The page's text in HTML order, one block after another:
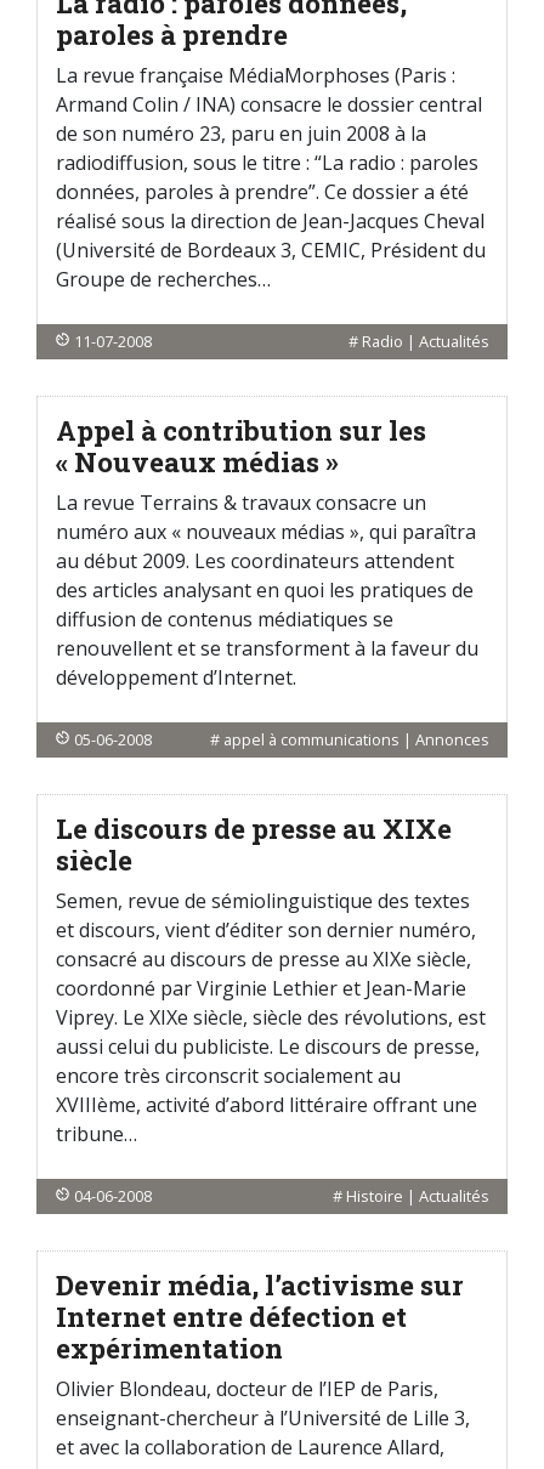
paroles à prendre
La revue française MédiaMorphoses (Paris :
Armand Colin / INA) consacre le dossier central
de son numéro 23, paru en juin 2008 à la
radiodiffusion, sous le titre : “La radio : paroles
données, paroles à prendre”. Ce dossier a été
réalisé sous la direction de Jean-Jacques Cheval
(Université de Bordeaux 3, CEMIC, Président du
Groupe de recherches…
11-07-2008 # Radio | Actualités
Appel à contribution sur les
« Nouveaux médias »
La revue Terrains & travaux consacre un
numéro aux « nouveaux médias », qui paraîtra
au début 2009. Les coordinateurs attendent
des articles analysant en quoi les pratiques de
diffusion de contenus médiatiques se
renouvellent et se transforment à la faveur du
développement d’Internet.
05-06-2008 # appel à communications | Annonces
Le discours de presse au XIXe
siècle
Semen, revue de sémiolinguistique des textes
et discours, vient d’éditer son dernier numéro,
consacré au discours de presse au XIXe siècle,
coordonné par Virginie Lethier et Jean-Marie
Viprey. Le XIXe siècle, siècle des révolutions, est
aussi celui du publiciste. Le discours de presse,
encore très circonscrit socialement au
XVIIIème, activité d’abord littéraire offrant une
tribune…
04-06-2008 # Histoire | Actualités
Devenir média, l’activisme sur
Internet entre défection et
expérimentation
Olivier Blondeau, docteur de l’IEP de Paris,
enseignant-chercheur à l’Université de Lille 3,
et avec la collaboration de Laurence Allard,